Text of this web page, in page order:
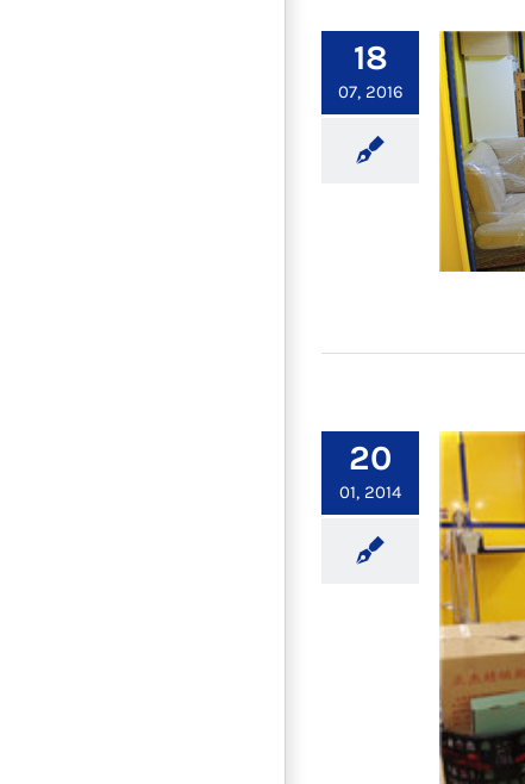
18
07, 2016
20
01, 2014